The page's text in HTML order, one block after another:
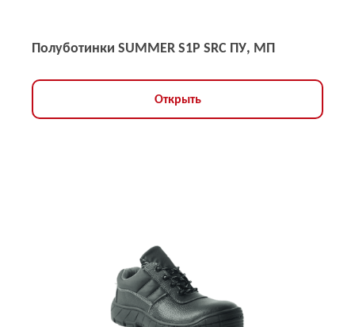
Полуботинки SUMMER S1P SRC ПУ, МП
Открыть